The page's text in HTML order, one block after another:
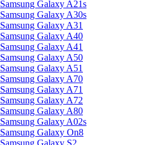
Samsung Galaxy A21s
Samsung Galaxy A30s
Samsung Galaxy A31
Samsung Galaxy A40
Samsung Galaxy A41
Samsung Galaxy A50
Samsung Galaxy A51
Samsung Galaxy A70
Samsung Galaxy A71
Samsung Galaxy A72
Samsung Galaxy A80
Samsung Galaxy A02s
Samsung Galaxy On8
Samsung Galaxy S2